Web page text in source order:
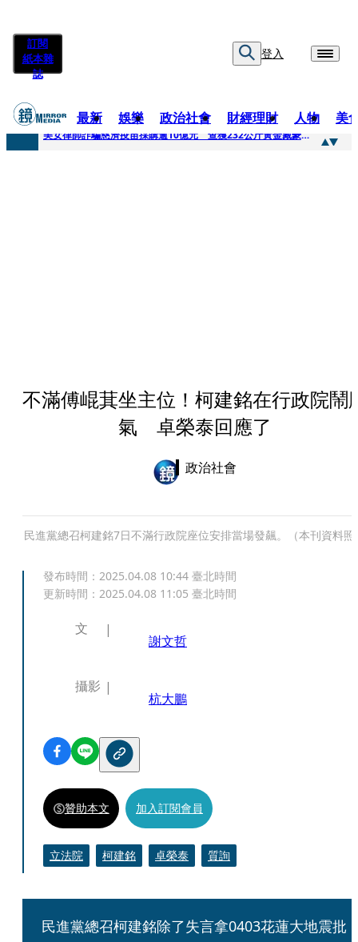
訂閱
紙本雜
誌
登入
最新 娛樂 政治社會 財經理財 人物 美
快訊
美女律師詐騙慈濟疫苗採購逾10億元 查獲232公斤黃金藏豪宅地板下
不滿傅崐萁坐主位！柯建銘在行政院鬧
氣 卓榮泰回應了
政治社會
民進黨總召柯建銘7日不滿行政院座位安排當場發飆。（本刊資料照
發布時間： 2025.04.08 10:44 臺北時間
更新時間： 2025.04.08 11:05 臺北時間
文
謝文哲
攝影
杭大鵬
贊助本文 加入訂閱會員
立法院 柯建銘 卓榮泰 質詢
民進黨總召柯建銘除了失言拿0403花蓮大地震批